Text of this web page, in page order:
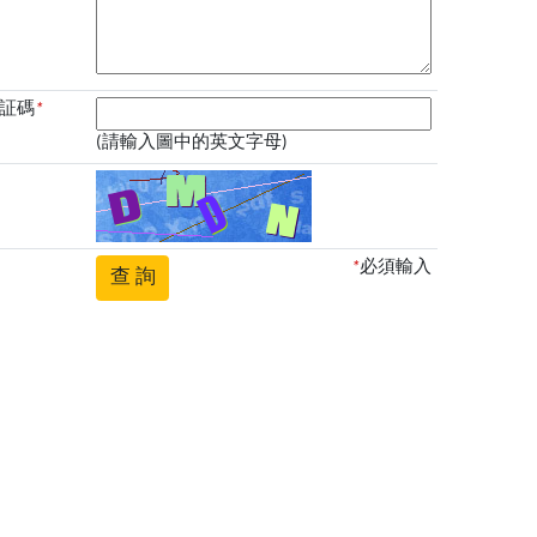
碼*
(請輸入圖中的英文字母)
*必須輸入